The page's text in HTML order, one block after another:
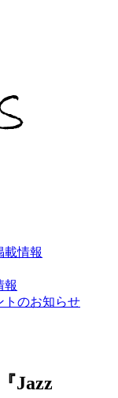
載情報
報
トのお知らせ
Jazz